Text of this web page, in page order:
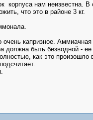
корпуса нам
что это в районе 3 кг.
капризное. Аммиачная
быть безводной -
как это